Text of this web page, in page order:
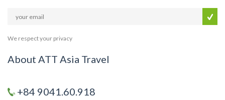
We respect your privacy
About ATT Asia Travel
+84 9041.60.918